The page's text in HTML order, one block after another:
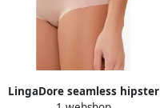
LingaDore seamless hipster